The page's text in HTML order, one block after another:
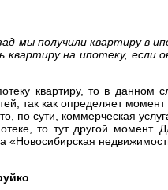
мы получили квартиру в
на ипотеку, если
квартиру, то в данном
так как определяет
по сути, коммерческая
то тут другой
«Новосибирская